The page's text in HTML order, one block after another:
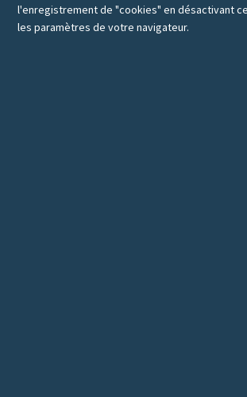
l'enregistrement de "cookies" en désactivant
les paramètres de votre navigateur.